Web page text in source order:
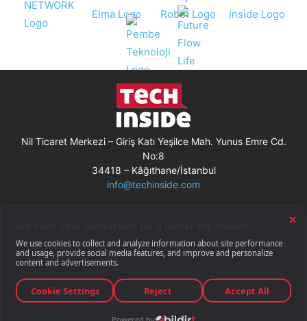
Nil Ticaret Merkezi – Giriş Katı Yeşilce Mah. Yunus Emre Cd.
No:8
34418 – Kâğıthane/İstanbul
info@techinside.com
Gizlilik Bildirimi
RSS
© Techinside.com, İnternet Medyası